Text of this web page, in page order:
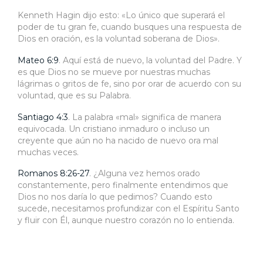
Kenneth Hagin dijo esto: «Lo único que superará el
poder de tu gran fe, cuando busques una respuesta de
Dios en oración, es la voluntad soberana de Dios».
Mateo 6:9. Aquí está de nuevo, la voluntad del Padre. Y
es que Dios no se mueve por nuestras muchas
lágrimas o gritos de fe, sino por orar de acuerdo con su
voluntad, que es su Palabra.
Santiago 4:3. La palabra «mal» significa de manera
equivocada. Un cristiano inmaduro o incluso un
creyente que aún no ha nacido de nuevo ora mal
muchas veces.
Romanos 8:26-27. ¿Alguna vez hemos orado
constantemente, pero finalmente entendimos que
Dios no nos daría lo que pedimos? Cuando esto
sucede, necesitamos profundizar con el Espíritu Santo
y fluir con Él, aunque nuestro corazón no lo entienda.